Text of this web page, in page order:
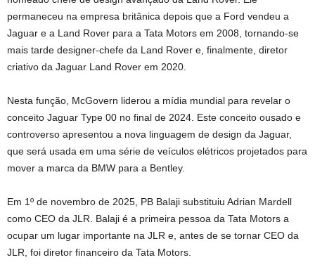
permaneceu na empresa britânica depois que a Ford vendeu a
Jaguar e a Land Rover para a Tata Motors em 2008, tornando-se
mais tarde designer-chefe da Land Rover e, finalmente, diretor
criativo da Jaguar Land Rover em 2020.
Nesta função, McGovern liderou a mídia mundial para revelar o
conceito Jaguar Type 00 no final de 2024. Este conceito ousado e
controverso apresentou a nova linguagem de design da Jaguar,
que será usada em uma série de veículos elétricos projetados para
mover a marca da BMW para a Bentley.
Em 1º de novembro de 2025, PB Balaji substituiu Adrian Mardell
como CEO da JLR. Balaji é a primeira pessoa da Tata Motors a
ocupar um lugar importante na JLR e, antes de se tornar CEO da
JLR, foi diretor financeiro da Tata Motors.